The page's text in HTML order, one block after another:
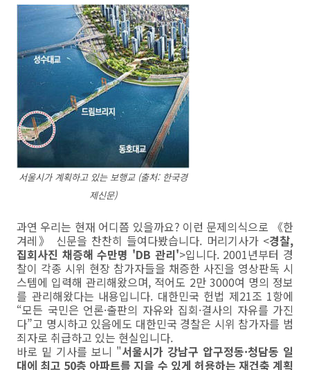
서울시가 계획하고 있는 보행교 (출처: 한국경
제신문)
과연 우리는 현재 어디쯤 있을까요? 이런 문제의식으로 《한
겨레》 신문을 찬찬히 들여다봤습니다. 머리기사가 <경찰,
집회사진 채증해 수만명 'DB 관리'>입니다. 2001년부터 경
찰이 각종 시위 현장 참가자들을 채증한 사진을 영상판독 시
스템에 입력해 관리해왔으며, 적어도 2만 3000여 명의 정보
를 관리해왔다는 내용입니다. 대한민국 헌법 제21조 1항에
“모든 국민은 언론·출판의 자유와 집회·결사의 자유를 가진
다”고 명시하고 있음에도 대한민국 경찰은 시위 참가자를 범
죄자로 취급하고 있는 현실입니다.
바로 밑 기사를 보니 "서울시가 강남구 압구정동·청담동 일
대에 최고 50층 아파트를 지을 수 있게 허용하는 재건축 계획